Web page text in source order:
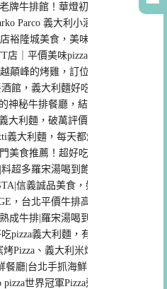
牌牛排館！華燈初上取景地，三千
Parco 義大利小酒館 超美味牛肚
裕隆城美食，美味的新亞洲料理聚
店｜平價美味pizza聚餐首選，必點
顛峰的烤雞，訂位困難的歐陸料理
酒館，義大利麵好吃份量又大!公館聚
神秘牛排餐廳，結合Fine dining的
大利麵，破萬評價的正統義大利餐館
義大利麵，每天都爆滿，份量多口
美食推薦！超好吃炸雞翅漢堡排餐
超多羅宋湯喝到飽、燉飯都好吃，
信義誠品美食，好吃義大利麵/甜
，台北平價牛排高級享受，師大台
成牛排|羅宋湯喝到飽、牛肝菌燉飯
pizza義大利麵，有情調的磚瓦老屋
烤Pizza、義大利米燉飯，平價品嘗
餐廳|台北手抓海鮮餐廳/海鮮桶推薦
pizza世界冠軍Pizza道地拿坡里餅皮